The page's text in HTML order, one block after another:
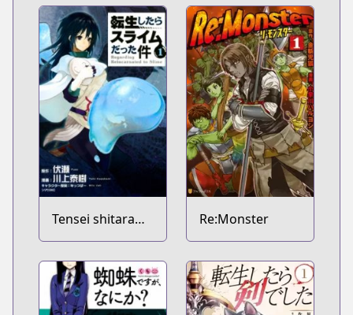
Tensei shitara
Slime Datta Ken
Re:Monster